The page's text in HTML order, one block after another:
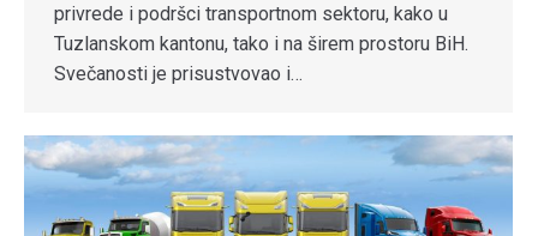
privrede i podršci transportnom sektoru, kako u
Tuzlanskom kantonu, tako i na širem prostoru BiH.
Svečanosti je prisustvovao i…